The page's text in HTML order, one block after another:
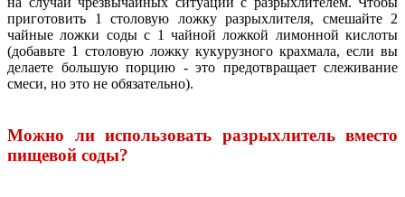
приготовить 1 столовую ложку разрыхлителя, смешайте 2
чайные ложки соды с 1 чайной ложкой лимонной кислоты
(добавьте 1 столовую ложку кукурузного крахмала, если вы
делаете большую порцию - это предотвращает слеживание
смеси, но это не обязательно).
Можно ли использовать разрыхлитель вместо
пищевой соды?